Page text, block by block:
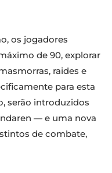
os jogadores
de 90, explorar
raides e
para esta
serão introduzidos
— e uma nova
de combate,